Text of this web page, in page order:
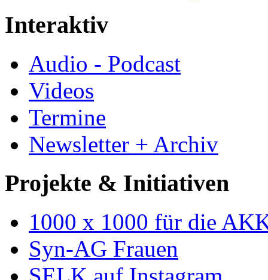
Interaktiv
Audio - Podcast
Videos
Termine
Newsletter + Archiv
Projekte & Initiativen
1000 x 1000 für die
Syn-AG Frauen